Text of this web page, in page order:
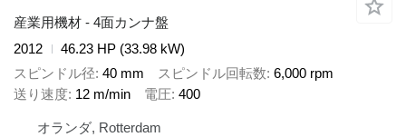
産業用機材 - 4面カンナ盤
2012
46.23 HP (33.98 kW)
スピンドル径 40 mm スピンドル回転数 6,000 rpm
送り速度 12 m/min 電圧 400
オランダ, Rotterdam